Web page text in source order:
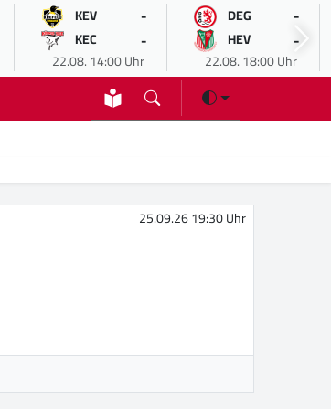
KEV -
KEC -
22.08. 14:00 Uhr
DEG -
HEV -
22.08. 18:00 Uhr
25.09.26 19:30 Uhr